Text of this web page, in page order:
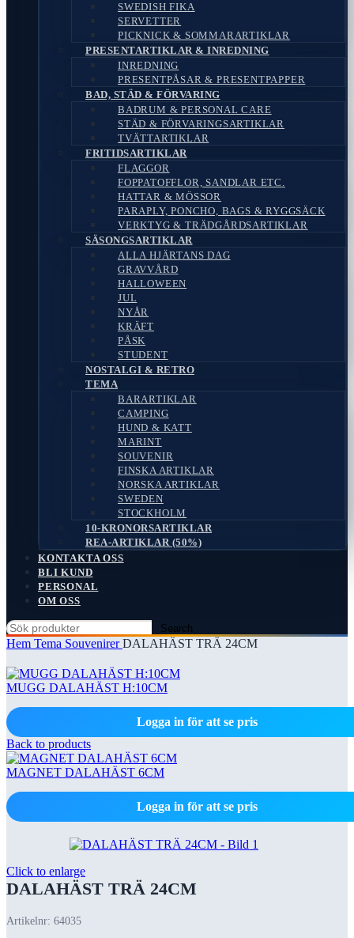
SWEDISH FIKA
SERVETTER
PICKNICK & SOMMARARTIKLAR
PRESENTARTIKLAR & INREDNING
INREDNING
PRESENTPÅSAR & PRESENTPAPPER
BAD, STÄD & FÖRVARING
BADRUM & PERSONAL CARE
STÄD & FÖRVARINGSARTIKLAR
TVÄTTARTIKLAR
FRITIDSARTIKLAR
FLAGGOR
FOPPATOFFLOR, SANDLAR ETC.
HATTAR & MÖSSOR
PARAPLY, PONCHO, BAGS & RYGGSÄCK
VERKTYG & TRÄDGÅRDSARTIKLAR
SÄSONGSARTIKLAR
ALLA HJÄRTANS DAG
GRAVVÅRD
HALLOWEEN
JUL
NYÅR
KRÄFT
PÅSK
STUDENT
NOSTALGI & RETRO
TEMA
BARARTIKLAR
CAMPING
HUND & KATT
MARINT
SOUVENIR
FINSKA ARTIKLAR
NORSKA ARTIKLAR
SWEDEN
STOCKHOLM
10-KRONORSARTIKLAR
REA-ARTIKLAR (50%)
KONTAKTA OSS
BLI KUND
PERSONAL
OM OSS
Search
Hem Tema SouvenirerDALAHÄST TRÄ 24CM
MUGG DALAHÄST H:10CM
Logga in för att se pris
Back to products
MAGNET DALAHÄST 6CM
Logga in för att se pris
Click to enlarge
DALAHÄST TRÄ 24CM
Artikelnr: 64035